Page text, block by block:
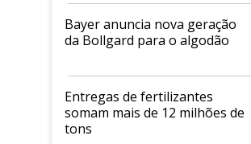
Bayer anuncia nova geração
da Bollgard para o algodão
Entregas de fertilizantes
somam mais de 12 milhões de
tons